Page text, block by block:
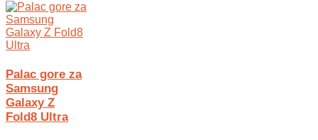
Palac gore za
Samsung
Galaxy Z
Fold8 Ultra